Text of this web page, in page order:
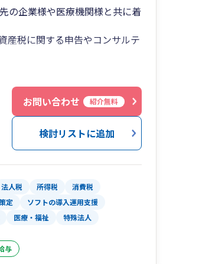
の企業様や医療機関様と共に着
産税に関する申告やコンサルテ
まで幅広い年齢層の役職員10
ねております。
の視点でご要望に応じた助言や
用することが増えております。
、オーナー家の財務基盤の安定
本政策、M&Aに関し、顧問先
ております。
告、決算申告等、日々の通常
お問い合わせ 紹介無料
検討リストに追加
法人税 所得税
消費税
定
ソフトの導入運用支援
医療・福祉
特殊法人
与